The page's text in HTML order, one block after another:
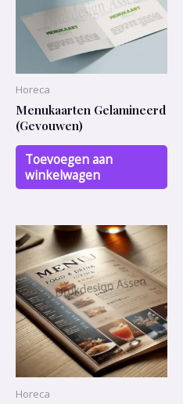
Horeca
Menukaarten Gelamineerd
(Gevouwen)
Toevoegen aan
winkelwagen
Horeca